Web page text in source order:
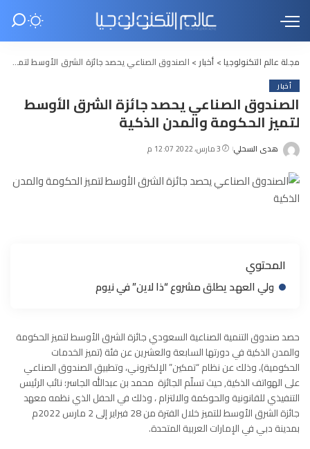
مجلة عالم التكنولوجيا> أخبار > الصندوق الصناعي يحصد جائزة الشرق الأوسط لتميز الحكومة والمدن الذكية
أخبار
الصندوق الصناعي يحصد جائزة الشرق الأوسط
لتميز الحكومة والمدن الذكية
Posted
هدى السحلي 3 مارس، 2022 12:07 م
المحتوي
ولي العهد يطلق مشروع “ذا لاين” في نيوم
حصد صندوق التنمية الصناعية السعودي جائزة الشرق الأوسط لتميز الحكومة
والمدن الذكية في دورتها السابعة والعشرين عن فئة (تميز الخدمات
الحكومية)، وذلك عن نظام “تمكين” الإلكتروني، وتطبيق الصندوق الصناعي
على الهواتف الذكية, حيث تسلّم الجائزة محمد بن عبدالله الجاسر؛ نائب الرئيس
التنفيذي للقانونية والحوكمة والالتزام ، وذلك في الحفل الذي نظمه معهد
جائزة الشرق الأوسط للتميز خلال الفترة من 28 فبراير إلى 2 مارس 2022م
بمدينة دبي في الإمارات العربية المتحدة.